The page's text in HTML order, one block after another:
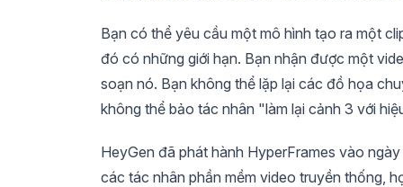
Bạn có thể yêu cầu một mô hình tạo ra một
đó có những giới hạn. Bạn nhận được một
soạn nó. Bạn không thể lặp lại các đồ họa
không thể bảo tác nhân "làm lại cảnh 3 với
HeyGen đã phát hành HyperFrames vào
các tác nhân phần mềm video truyền thống,